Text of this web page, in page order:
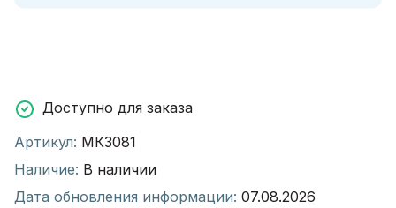
Доступно для заказа
Артикул: МК3081
Наличие: В наличии
Дата обновления информации: 07.08.2026